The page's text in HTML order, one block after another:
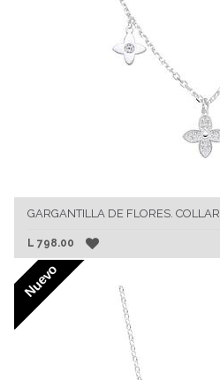
GARGANTILLA DE FLORES. COLLAR
L 798.00
Nuevo